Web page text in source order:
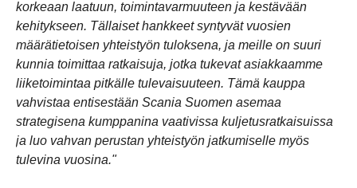
korkeaan laatuun, toimintavarmuuteen ja kestävään
kehitykseen. Tällaiset hankkeet syntyvät vuosien
määrätietoisen yhteistyön tuloksena, ja meille on suuri
kunnia toimittaa ratkaisuja, jotka tukevat asiakkaamme
liiketoimintaa pitkälle tulevaisuuteen. Tämä kauppa
vahvistaa entisestään Scania Suomen asemaa
strategisena kumppanina vaativissa kuljetusratkaisuissa
ja luo vahvan perustan yhteistyön jatkumiselle myös
tulevina vuosina."